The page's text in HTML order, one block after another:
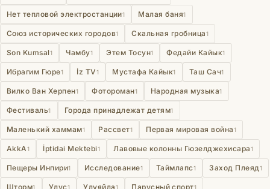
Нет тепловой электростанции1 Малая баня1
Союз исторических городов1 Скальная гробница1
Son Kumsal1 Чамбу1 Этем Тосун1 Федайи Кайык1
Ибрагим Гюре1 İz TV1 Мустафа Кайык1 Таш Сач1
Вилко Ван Херпен1 Фотороман1 Народная музыка1
Фестиваль1 Города принадлежат детям1
Маленький хаммам1 Рассвет1 Первая мировая война1
AkkA1 İptidai Mektebi1 Лавовые колонны Гюзелджехисара1
Пещеры Инпири1 Исследование1 Таймлапс1 Заход Плеяд1
Шторм1 Улус1 Улуяйла1 Парусный спорт1